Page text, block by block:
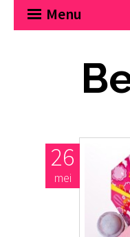
Menu
26
mei